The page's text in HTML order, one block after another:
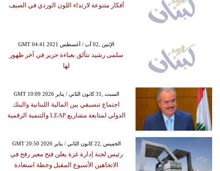
أفكار متنوعة لارتداء اللون الوردي في الصيف
GMT 04:41 2021 الإثنين ,02 آب / أغسطس
سلمى رشيد تتألق بعباءة حرير في آخر ظهور
لها
GMT 10:09 2026 السبت ,31 كانون الثاني / يناير
اجتماع تنسيقي بين المالية اللبنانية والبنك
الدولي لمتابعة مشاريع LEAP والتنمية الرقمية
GMT 20:50 2026 الخميس ,22 كانون الثاني / يناير
رئيس لجنة إدارة غزة يعلن فتح معبر رفح في
الاتجاهين الأسبوع المقبل وخطة استعادة